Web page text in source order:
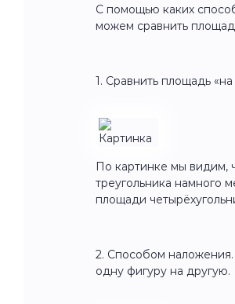
С помощью каких
можем сравнить
1. Сравнить площадь «на
По картинке мы видим,
треугольника намного
площади
2. Способом
одну фигуру на другую.